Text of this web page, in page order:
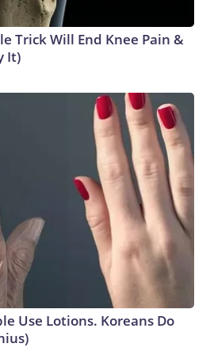
Trick Will End Knee Pain &
It)
Use Lotions. Koreans Do